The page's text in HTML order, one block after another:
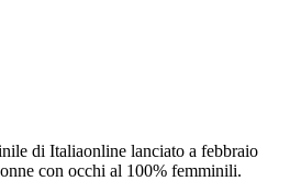
di Italiaonline lanciato a febbraio
con occhi al 100% femminili.